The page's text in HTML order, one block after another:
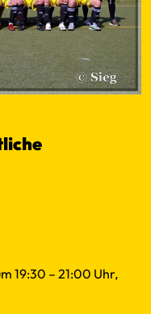
19:30 – 21:00 Uhr,